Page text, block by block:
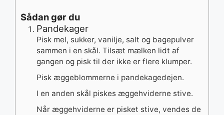
Sådan gør du
Pandekager
Pisk mel, sukker, vanilje, salt og bagepulver
sammen i en skål. Tilsæt mælken lidt af
gangen og pisk til der ikke er flere klumper.
Pisk æggeblommerne i pandekagedejen.
I en anden skål piskes æggehviderne stive.
Når æggehviderne er pisket stive, vendes de